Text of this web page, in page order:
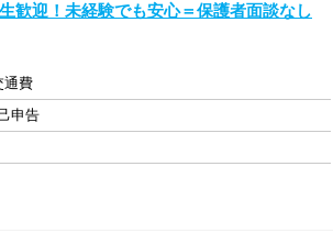
歓迎！未経験でも安心＝保護者面談なし
通費
申告